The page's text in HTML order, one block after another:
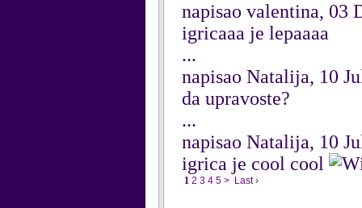
napisao valentina, 03
igricaaa je lepaaaa
...
napisao Natalija, 10
da upravoste?
...
napisao Natalija, 10
igrica je cool cool
1 2 3 4 5 > Last ›